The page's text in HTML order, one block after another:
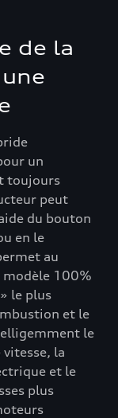
de la
un
toujours
peut
du bouton
en le
au
modèle 100%
le plus
et le
le
vitesse, la
et le
plus